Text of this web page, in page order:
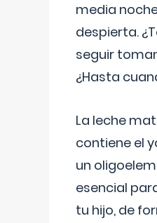
media
despierta.
seguir
¿Hasta
La leche
contiene el
un
esencial
tu hijo, de